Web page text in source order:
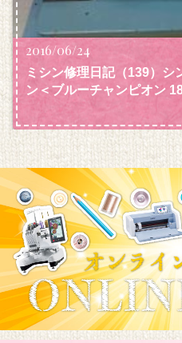
2016/06/24
ミシン修理日記（139）
ン＜ブルーチャンピオン